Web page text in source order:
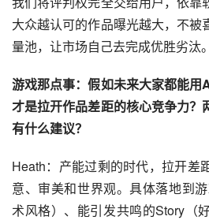
大众越认可的作品曝光越大，不被
量池，让市场自己去完成优胜劣汰。
游戏那点事：假如未来大家都能用
才是拉开作品差距的核心竞争力？
有什么建议？
Heath：产能过剩的时代，拉开差
意、审美和世界观。具体落地到
术风格）、能引发共鸣的Story（